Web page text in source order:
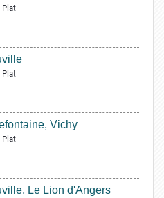
Plat
Plat
Vichy
Plat
Le Lion d'Angers